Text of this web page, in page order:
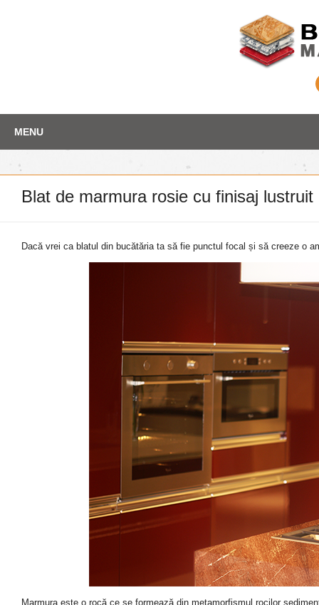
Depozit marmura
content
MENU
Blat de marmura rosie cu finisaj
Dacă vrei ca blatul din bucătăria ta să fie punctul focal și să creeze o
Marmura este o rocă ce se formează din metamorfismul rocilor